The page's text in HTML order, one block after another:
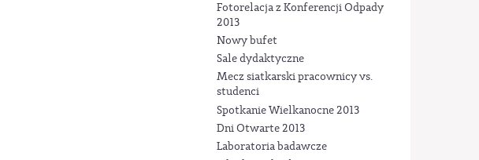
Fotorelacja z Konferencji Odpady
2013
Nowy bufet
Sale dydaktyczne
Mecz siatkarski pracownicy vs.
studenci
Spotkanie Wielkanocne 2013
Dni Otwarte 2013
Laboratoria badawcze